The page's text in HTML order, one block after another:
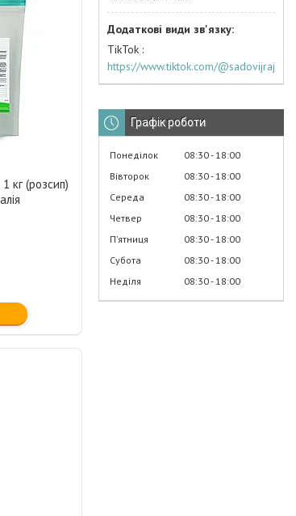
кг (розсип)
TikTok
https://www.tiktok.com/@sadovijraj
Графік роботи
Понеділок 08:30 18:00
Вівторок
08:30 18:00
Середа
08:30 18:00
Четвер
08:30 18:00
Пʼятниця
08:30 18:00
Субота
08:30 18:00
Неділя
08:30 18:00